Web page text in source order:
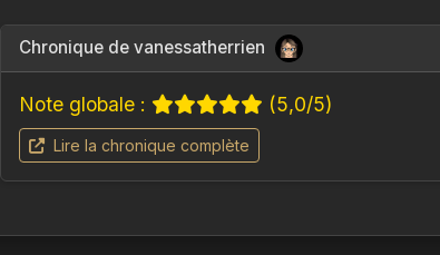
Comment combattre un ennemi qui contrôle tout
Quelle vérité ERIS cherche-t-elle à cacher à tout
Et si la clé de leur survie résidait dans un passé
Chronique de vanessatherrien
Note globale : (5,0/5)
Lire la chronique complète